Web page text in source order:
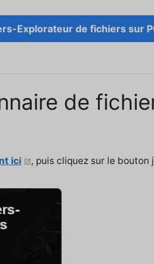
Explorateur de fichiers sur
de
ici , puis cliquez sur le bouton